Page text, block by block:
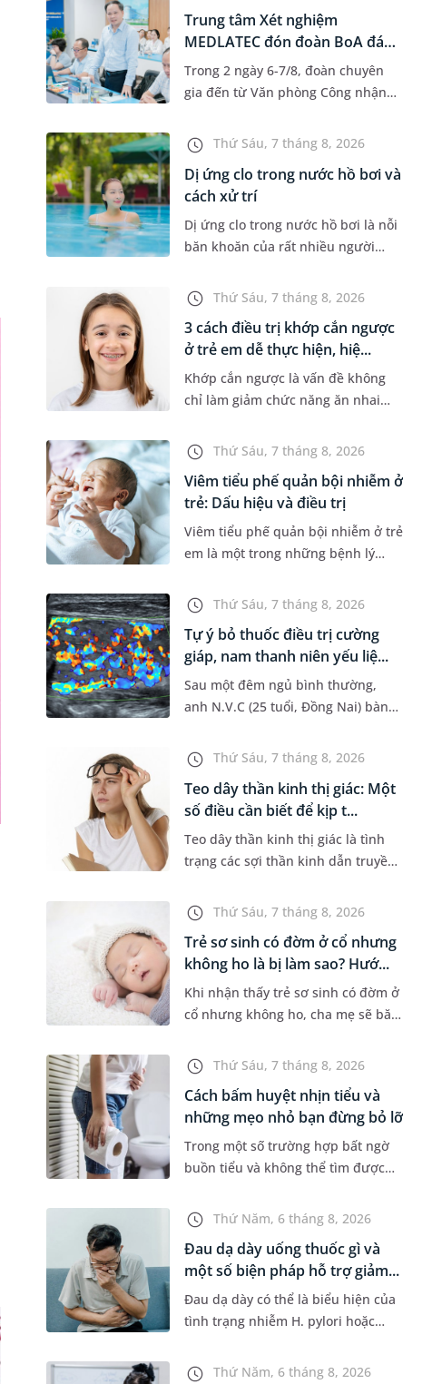
Trung tâm Xét nghiệm
MEDLATEC đón đoàn BoA đánh
giá giám...
Trong 2 ngày 6-7/8, đoàn chuyên
gia đến từ Văn phòng Công nhận
nhận và đánh giá cao nỗ lực duy trì
hệ thống quản lý chất lượ...
Thứ Sáu, 7 tháng 8, 2026
Dị ứng clo trong nước hồ bơi và
cách xử trí
Dị ứng clo trong nước hồ bơi là nỗi
băn khoăn của rất nhiều người
trường hợp thường xuyên bơi ở
những hồ bơi nhân tạo. Bài v...
Thứ Sáu, 7 tháng 8, 2026
3 cách điều trị khớp cắn ngược
ở trẻ em dễ thực hiện, hiệ...
Khớp cắn ngược là vấn đề không
chỉ làm giảm chức năng ăn nhai
đối của khuôn mặt. Do đó, cần khắc
phục sớm tình trạng này để...
Thứ Sáu, 7 tháng 8, 2026
Viêm tiểu phế quản bội nhiễm ở
trẻ: Dấu hiệu và điều trị
Viêm tiểu phế quản bội nhiễm ở trẻ
em là một trong những bệnh lý
bùng phát vào thời điểm giao mùa.
Khi những tổn thương ban đầ...
Thứ Sáu, 7 tháng 8, 2026
Tự ý bỏ thuốc điều trị cường
giáp, nam thanh niên yếu liệ...
Sau một đêm ngủ bình thường,
anh N.V.C (25 tuổi, Đồng Nai) bàng
không thể vận động đi lại được. Kết
quả thăm khám tại Phòng...
Thứ Sáu, 7 tháng 8, 2026
Teo dây thần kinh thị giác: Một
số điều cần biết để kịp t...
Teo dây thần kinh thị giác là tình
trạng các sợi thần kinh dẫn truyền
thương và dần mất đi chức năng
hoạt động. Nếu điều trị m...
Thứ Sáu, 7 tháng 8, 2026
Trẻ sơ sinh có đờm ở cổ nhưng
không ho là bị làm sao? Hướ...
Khi nhận thấy trẻ sơ sinh có đờm ở
cổ nhưng không ho, cha mẹ sẽ băn
đường hô hấp hay không. Những
chia sẻ dưới đây sẽ giúp ch...
Thứ Sáu, 7 tháng 8, 2026
Cách bấm huyệt nhịn tiểu và
những mẹo nhỏ bạn đừng bỏ lỡ
Trong một số trường hợp bất ngờ
buồn tiểu và không thể tìm được
dụng phương pháp bấm huyệt
nhịn tiểu. Vậy cách bấm huyệt
nhịn...
Thứ Năm, 6 tháng 8, 2026
Đau dạ dày uống thuốc gì và
một số biện pháp hỗ trợ giảm...
Đau dạ dày có thể là biểu hiện của
tình trạng nhiễm H. pylori hoặc
Dựa theo nguyên nhân cụ thể, bác
Thứ Năm, 6 tháng 8, 2026